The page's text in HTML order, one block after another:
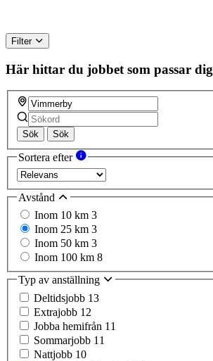
Filter
Här hittar du jobbet som passar dig
Sök Sök
Sortera efter
Avstånd
Inom 10 km 3
Inom 25 km 3
Inom 50 km 3
Inom 100 km 8
Typ av anställning
Deltidsjobb 13
Extrajobb 12
Jobba hemifrån 11
Sommarjobb 11
Nattjobb 10